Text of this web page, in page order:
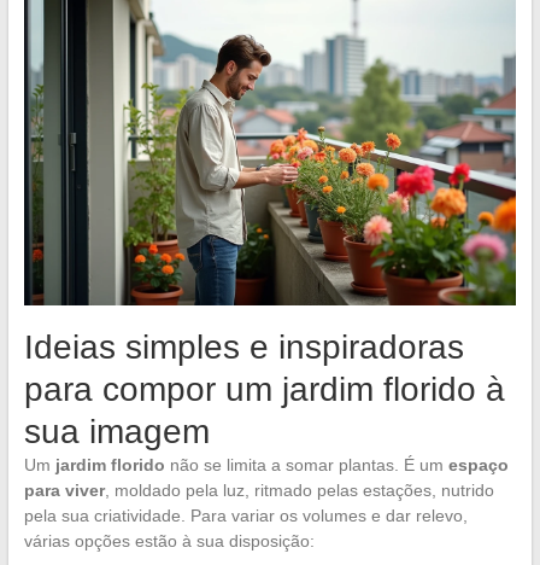
Ideias simples e inspiradoras
para compor um jardim florido à
sua imagem
Um jardim florido não se limita a somar plantas. É um espaço
para viver, moldado pela luz, ritmado pelas estações, nutrido
pela sua criatividade. Para variar os volumes e dar relevo,
várias opções estão à sua disposição: